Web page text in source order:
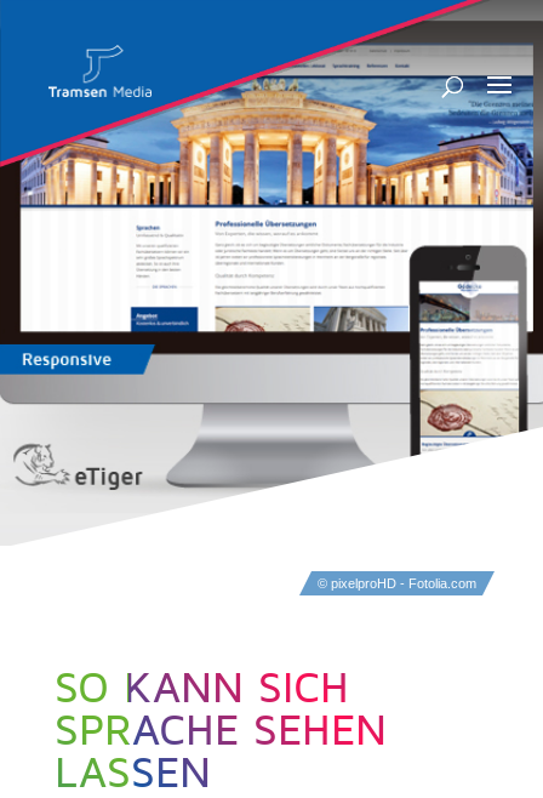
© pixelproHD - Fotolia.com
SO KANN SICH
SPRACHE SEHEN
LASSEN